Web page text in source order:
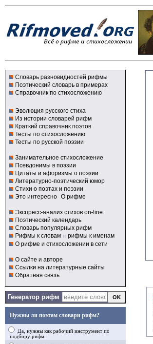
Словарь разновидностей рифмы
Поэтический словарь в примерах
Справочник по стихосложению
Эволюция русского стиха
Из истории словарей рифм
Краткий справочник поэтов
Тесты по стихосложению
Тесты по русской поэзии
Занимательное стихосложение
Псевдонимы в поэзии
Цитаты и афоризмы о поэзии
Литературно-поэтический юмор
Стихи о поэтах и поэзии
Это интересно О рифме
Экспресс-анализ стихов on-line
Поэтический календарь
Словарь популярных рифм
Рифмы к словам и рифмы к именам
О рифме и стихосложении в сети
О сайте и авторе
Ссылки на литературные сайты
Обратная связь
Генератор рифм
Нужны ли поэтам словари рифм?
Да, нужны как рабочий инструмент по
подбору рифм.